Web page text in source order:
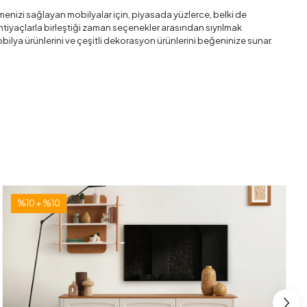
sağlayan mobilyalar için, piyasada yüzlerce, belki de
birleştiği zaman seçenekler arasından sıyrılmak
ürünlerini ve çeşitli dekorasyon ürünlerini beğeninize sunar.
%10 + %10